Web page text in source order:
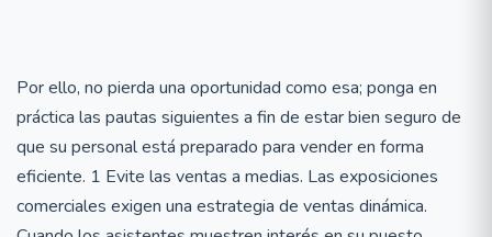
Por ello, no pierda una oportunidad como esa; ponga en
práctica las pautas siguientes a fin de estar bien seguro de
que su personal está preparado para vender en forma
eficiente. 1 Evite las ventas a medias. Las exposiciones
comerciales exigen una estrategia de ventas dinámica.